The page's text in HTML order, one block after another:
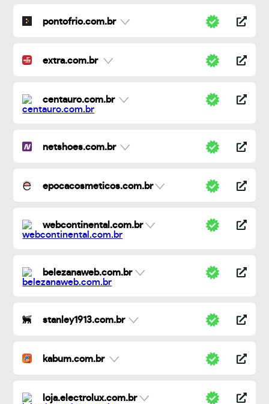
pontofrio.com.br
extra.com.br
centauro.com.br
netshoes.com.br
epocacosmeticos.com.br
webcontinental.com.br
belezanaweb.com.br
stanley1913.com.br
kabum.com.br
loja.electrolux.com.br